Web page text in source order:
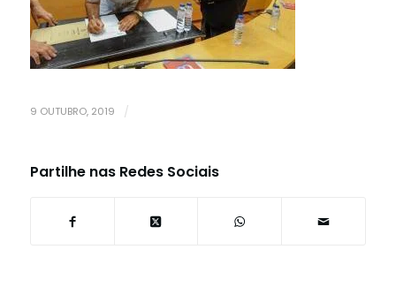
9 OUTUBRO, 2019 /
Partilhe nas Redes Sociais